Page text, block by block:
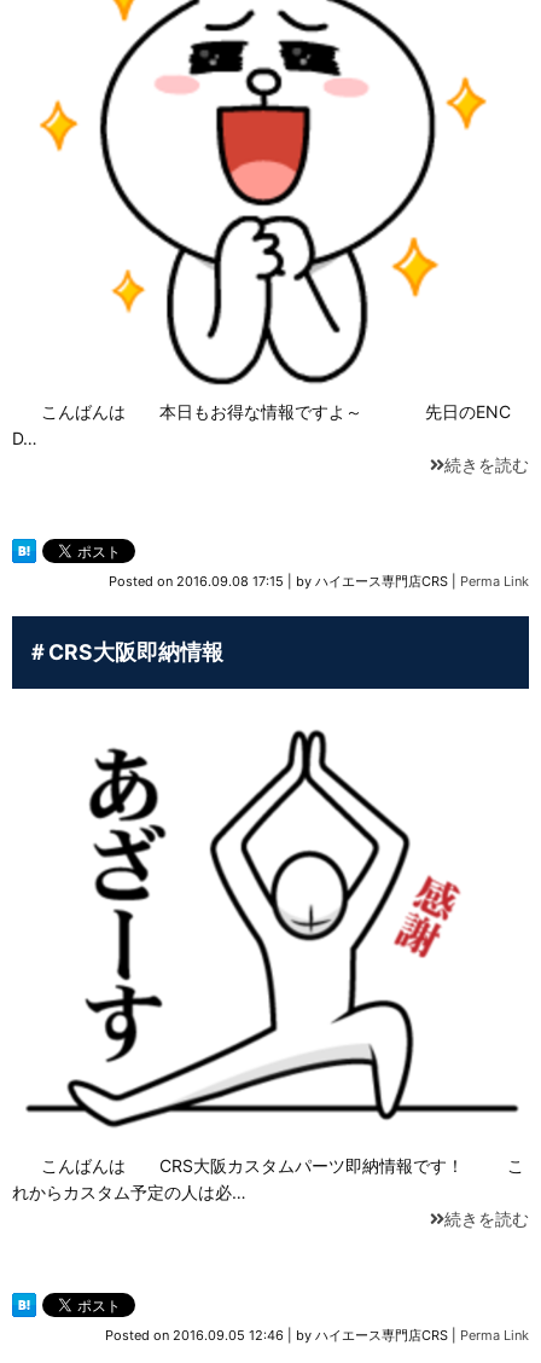
こんばんは 本日もお得な情報ですよ～ 先日のENC
D…
続きを読む
Posted on 2016.09.08 17:15 by ハイエース専門店CRS Perma Link
＃CRS大阪即納情報
こんばんは CRS大阪カスタムパーツ即納情報です！ こ
れからカスタム予定の人は必…
続きを読む
Posted on 2016.09.05 12:46 by ハイエース専門店CRS Perma Link